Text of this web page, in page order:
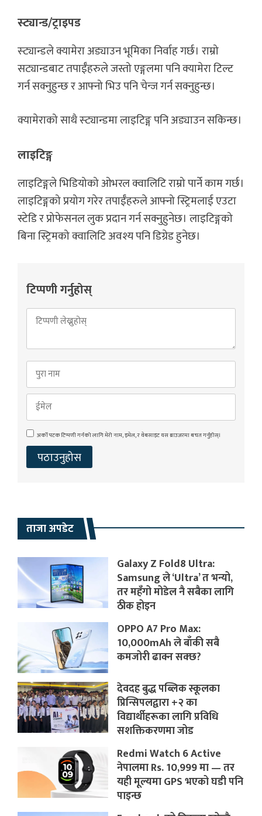
स्ट्यान्ड/ट्राइपड
स्ट्यान्डले क्यामेरा अड्याउन भूमिका निर्वाह गर्छ। राम्रो
सट्यान्डबाट तपाईँहरुले जस्तो एङ्गलमा पनि क्यामेरा टिल्ट
गर्न सक्नुहुन्छ र आफ्नो भिउ पनि चेन्ज गर्न सक्नुहुन्छ।
क्यामेराको साथै स्ट्यान्डमा लाइटिङ्ग पनि अड्याउन सकिन्छ।
लाइटिङ्ग
लाइटिङ्गले भिडियोको ओभरल क्वालिटि राम्रो पार्ने काम गर्छ।
लाइटिङ्गको प्रयोग गरेर तपाईँहरुले आफ्नो स्ट्रिमलाई एउटा
स्टेडि र प्रोफेसनल लुक प्रदान गर्न सक्नुहुनेछ। लाइटिङ्गको
बिना स्ट्रिमको क्वालिटि अवश्य पनि डिग्रेड हुनेछ।
टिप्पणी गर्नुहोस्
अर्को पटक टिप्पणी गर्नको लागि मेरो नाम, इमेल, र वेबसाइट यस ब्राउजरमा बचत गर्नुहोस्।
ताजा अपडेट
Galaxy Z Fold8 Ultra:
Samsung ले ‘Ultra’ त भन्यो,
तर महँगो मोडेल नै सबैका लागि
ठीक होइन
OPPO A7 Pro Max:
10,000mAh ले बाँकी सबै
कमजोरी ढाक्न सक्छ?
देवदह बुद्ध पब्लिक स्कूलका
प्रिन्सिपलद्वारा +२ का
विद्यार्थीहरूका लागि प्रविधि
सशक्तिकरणमा जोड
Redmi Watch 6 Active
नेपालमा Rs. 10,999 मा — तर
यही मूल्यमा GPS भएको घडी पनि
पाइन्छ